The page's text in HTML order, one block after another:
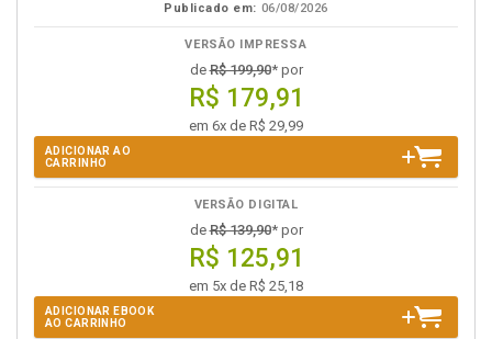
Publicado em: 06/08/2026
VERSÃO IMPRESSA
deR$ 199,90* por
R$ 179,91
em 6x de R$ 29,99
ADICIONAR AO
CARRINHO
VERSÃO DIGITAL
deR$ 139,90* por
R$ 125,91
em 5x de R$ 25,18
ADICIONAR EBOOK
AO CARRINHO